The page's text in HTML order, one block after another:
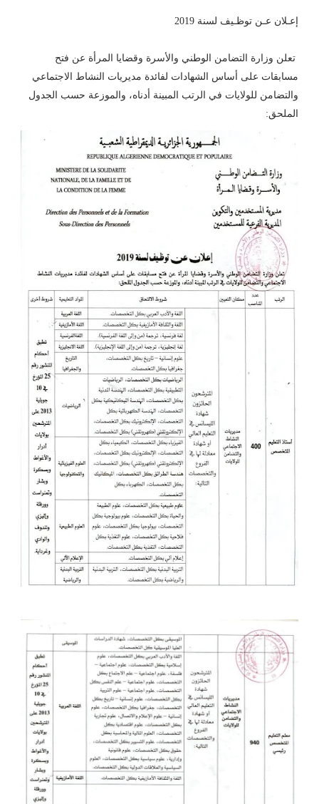
إعـلان عـن توظـيف لسنة 2019
تعلن وزارة التضامن الوطني والأسرة وقضايا المرأة عن فتح
مسابقات على أساس الشهادات لفائدة مديريات النشاط الاجتماعي
والتضامن للولايات في الرتب المبينة أدناه، والموزعة حسب الجدول
الملحق: